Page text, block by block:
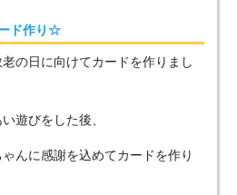
ド作り☆
の日に向けてカードを作りまし
遊びをした後、
んに感謝を込めてカードを作り